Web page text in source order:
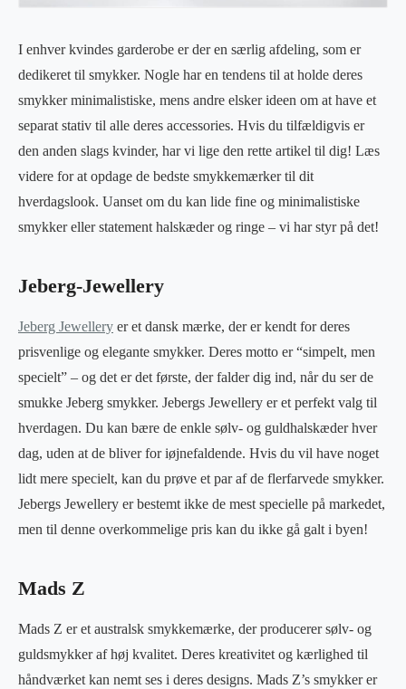
I enhver kvindes garderobe er der en særlig afdeling, som er
dedikeret til smykker. Nogle har en tendens til at holde deres
smykker minimalistiske, mens andre elsker ideen om at have et
separat stativ til alle deres accessories. Hvis du tilfældigvis er
den anden slags kvinder, har vi lige den rette artikel til dig! Læs
videre for at opdage de bedste smykkemærker til dit
hverdagslook. Uanset om du kan lide fine og minimalistiske
smykker eller statement halskæder og ringe – vi har styr på det!
Jeberg-Jewellery
Jeberg Jewellery er et dansk mærke, der er kendt for deres
prisvenlige og elegante smykker. Deres motto er “simpelt, men
specielt” – og det er det første, der falder dig ind, når du ser de
smukke Jeberg smykker. Jebergs Jewellery er et perfekt valg til
hverdagen. Du kan bære de enkle sølv- og guldhalskæder hver
dag, uden at de bliver for iøjnefaldende. Hvis du vil have noget
lidt mere specielt, kan du prøve et par af de flerfarvede smykker.
Jebergs Jewellery er bestemt ikke de mest specielle på markedet,
men til denne overkommelige pris kan du ikke gå galt i byen!
Mads Z
Mads Z er et australsk smykkemærke, der producerer sølv- og
guldsmykker af høj kvalitet. Deres kreativitet og kærlighed til
håndværket kan nemt ses i deres designs. Mads Z’s smykker er